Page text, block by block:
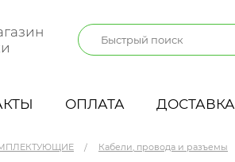
ОПЛАТА ДОСТАВКА
Кабели, провода и разъемы